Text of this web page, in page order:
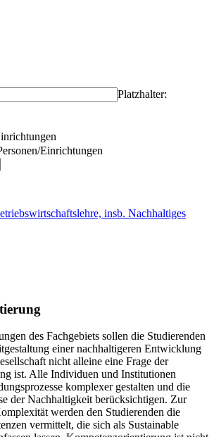
Platzhalter:
Einrichtungen
insb. Nachhaltiges
des Fachgebiets sollen die Studierenden
einer nachhaltigeren Entwicklung
nicht alleine eine Frage der
ist. Alle Individuen und Institutionen
komplexer gestalten und die
der Nachhaltigkeit berücksichtigen. Zur
werden den Studierenden die
vermittelt, die sich als Sustainable